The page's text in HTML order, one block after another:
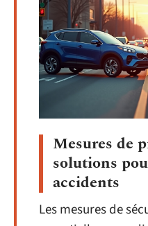
Mesures de
solutions
accidents
Les mesures de